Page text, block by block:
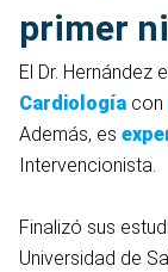
primer
El Dr. Hernández
Cardiología con
Además, es
Intervencionista.
Finalizó sus
Universidad de